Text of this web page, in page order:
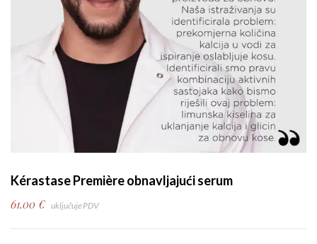
Kérastase Première obnavljajući serum
61.00 € uključuje PDV